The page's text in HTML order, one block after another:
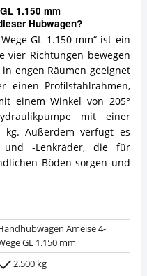
1.150 mm
Hubwagen?
GL 1.150 mm“ ist ein
vier Richtungen bewegen
engen Räumen geeignet
einen Profilstahlrahmen,
einem Winkel von 205°
mit einer
Außerdem verfügt es
und -Lenkräder, die für
Böden sorgen und
Ameise 4-
GL 1.150 mm
2.500 kg